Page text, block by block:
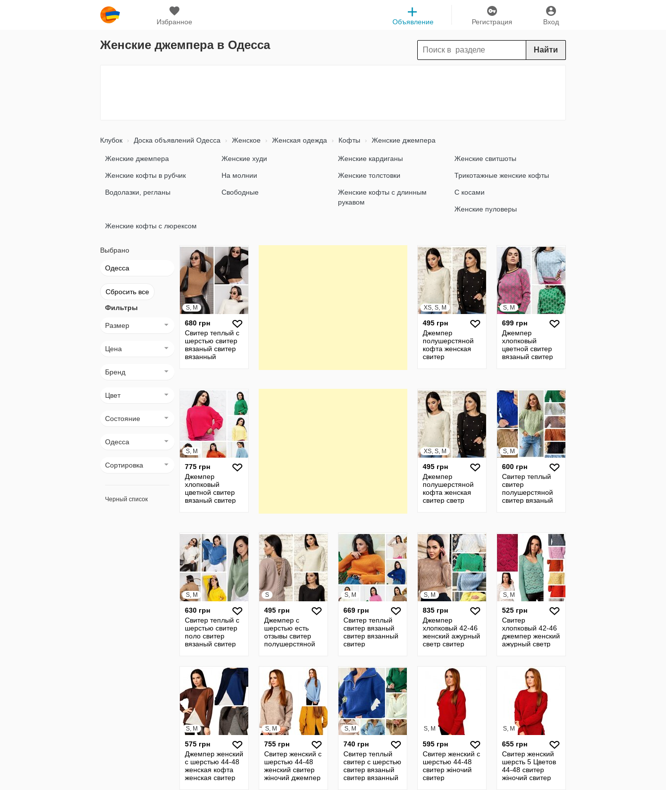
Избранное Вход
Регистрация
Объявление
Женские джемпера в Одесса Найти
Клубок Доска объявлений Одесса Женское Женская одежда Кофты Женские джемпера
Женские джемпера Женские худи Женские кардиганы Женские свитшоты
Женские кофты в рубчик На молнии Женские толстовки Трикотажные женские кофты
Водолазки, регланы Свободные
Женские кофты с длинным
рукавом
С косами
Женские пуловеры
Женские кофты с люрексом
Выбрано
Одесса
Сбросить все
Фильтры
Размер
Цена
Бренд
Цвет
Состояние
Одесса
Сортировка
Черный список
S, M
680 грн
Свитер теплый с
шерстью свитер
вязаный свитер
вязанный
XS, S, M
495 грн
Джемпер
полушерстяной
кофта женская
свитер
S, M
699 грн
Джемпер
хлопковый
цветной свитер
вязаный свитер
S, M
775 грн
Джемпер
хлопковый
цветной свитер
вязаный свитер
XS, S, M
495 грн
Джемпер
полушерстяной
кофта женская
свитер светр
S, M
600 грн
Свитер теплый
свитер
полушерстяной
свитер вязаный
S, M
630 грн
Свитер теплый с
шерстью свитер
поло свитер
вязаный свитер
кофта 30
S
495 грн
Джемпер с
шерстью есть
отзывы свитер
полушерстяной
кофты 4
S, M
669 грн
Свитер теплый
свитер вязаный
свитер вязанный
свитер
джемпер
вязанный кофта
30
S, M
835 грн
Джемпер
хлопковый 42-46
женский ажурный
светр свитер
S, M
525 грн
Свитер
хлопковый 42-46
джемпер женский
ажурный светр
S, M
575 грн
Джемпер женский
с шерстью 44-48
женская кофта
женская свитер
S, M
755 грн
Свитер женский с
шерстью 44-48
женский свитер
жіночий джемпер
S, M
740 грн
Свитер теплый
свитер с шерстью
свитер вязаный
свитер вязанный
S, M
595 грн
Свитер женский с
шерстью 44-48
свитер жіночий
свитер
S, M
655 грн
Свитер женский
шерсть 5 Цветов
44-48 свитер
жіночий свитер